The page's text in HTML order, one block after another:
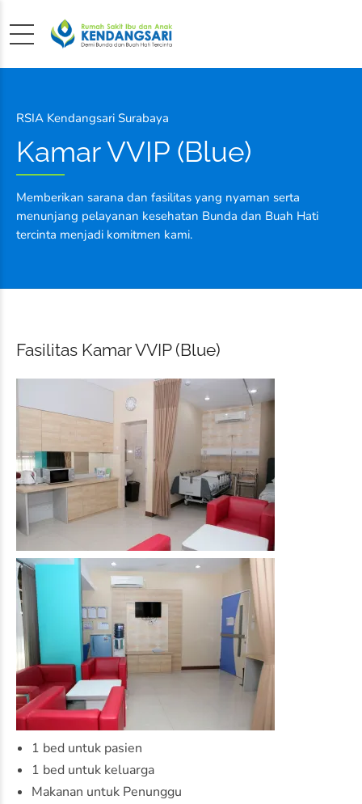
RSIA Kendangsari Surabaya
Kamar VVIP (Blue)
Memberikan sarana dan fasilitas yang nyaman serta
menunjang pelayanan kesehatan Bunda dan Buah Hati
tercinta menjadi komitmen kami.
Fasilitas Kamar VVIP (Blue)
1 bed untuk pasien
1 bed untuk keluarga
Makanan untuk Penunggu